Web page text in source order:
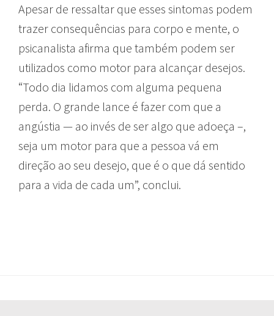
Apesar de ressaltar que esses sintomas podem
trazer consequências para corpo e mente, o
psicanalista afirma que também podem ser
utilizados como motor para alcançar desejos.
“Todo dia lidamos com alguma pequena
perda. O grande lance é fazer com que a
angústia — ao invés de ser algo que adoeça –,
seja um motor para que a pessoa vá em
direção ao seu desejo, que é o que dá sentido
para a vida de cada um”, conclui.